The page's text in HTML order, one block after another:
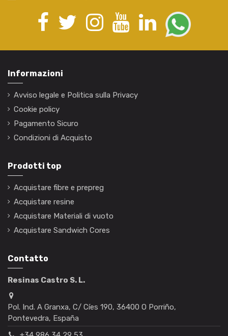
Informazioni
Avviso legale e Politica sulla Privacy
Cookie policy
Pagamento Sicuro
Condizioni di Acquisto
Prodotti top
Acquistare fibre e prepreg
Acquistare resine
Acquistare Materiali di vuoto
Acquistare Sandwich Cores
Contatto
Resinas Castro S. L.
Pol. Ind. A Granxa, C/ Cíes 190, 36400 O Porriño,
Pontevedra, España